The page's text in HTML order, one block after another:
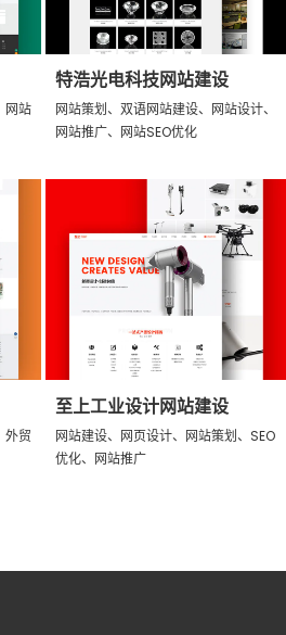
网站
特浩光电科技网站建设
网站策划、双语网站建设、网站设计、
网站推广、网站SEO优化
外贸
至上工业设计网站建设
网站建设、网页设计、网站策划、SEO
优化、网站推广